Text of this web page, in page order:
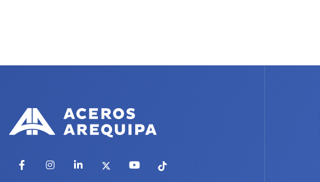
FacebookInstagramLinkedIn YouTubeTikTok